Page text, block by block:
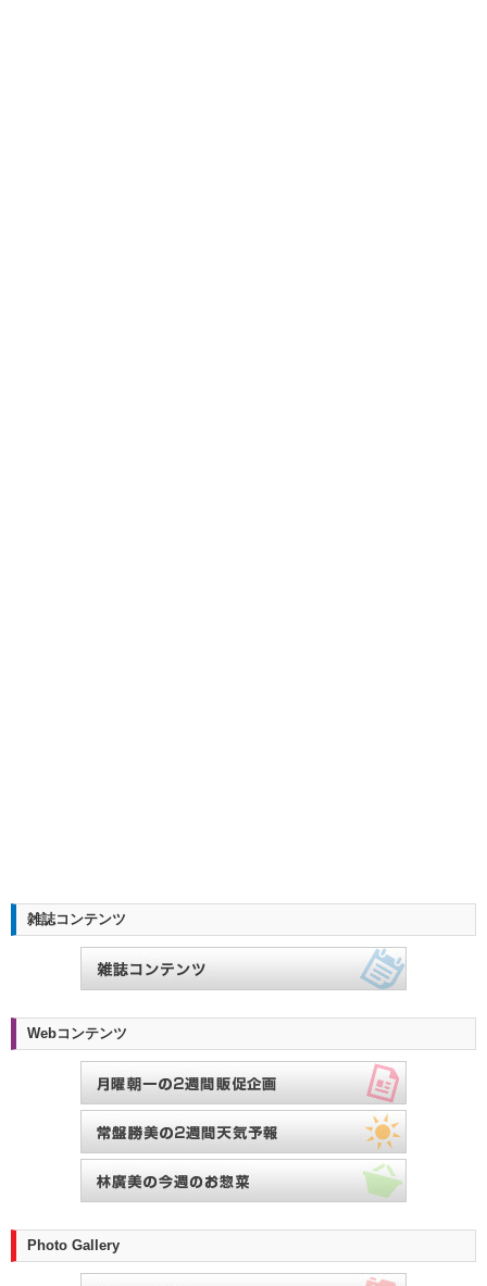
雑誌コンテンツ
Webコンテンツ
Photo Gallery